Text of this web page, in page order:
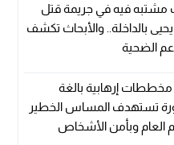
مشتبه فيه في جريمة قتل
بالداخلة.. والأبحاث تكشف
الضحية
مخططات إرهابية بالغة
تستهدف المساس الخطير
العام وبأمن الأشخاص